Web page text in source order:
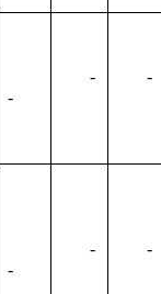
-
- -
-
- -